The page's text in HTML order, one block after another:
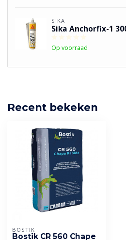
SIKA
Sika Anchorfix-1
Op voorraad
Recent bekeken
BOSTIK
Bostik CR 560 Chape